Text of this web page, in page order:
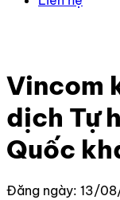
Vincom
dịch Tự
Quốc
Đăng ngày: 13/